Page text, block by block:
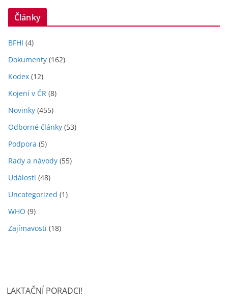
Články
BFHI (4)
Dokumenty (162)
Kodex (12)
Kojení v ČR (8)
Novinky (455)
Odborné články (53)
Podpora (5)
Rady a návody (55)
Události (48)
Uncategorized (1)
WHO (9)
Zajímavosti (18)
LAKTAČNÍ PORADCI!